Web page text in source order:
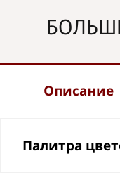
Описание
Палитра